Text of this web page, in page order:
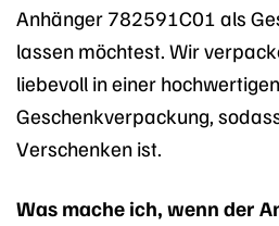
Anhänger 782591C01 als
lassen möchtest. Wir
liebevoll in einer hochwertigen
Geschenkverpackung,
Verschenken ist.
Was mache ich, wenn der